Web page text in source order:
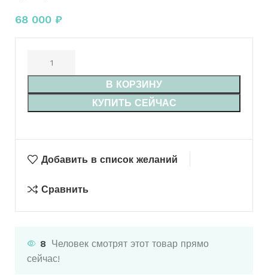
68 000 ₽
В КОРЗИНУ
КУПИТЬ СЕЙЧАС
Добавить в список желаний
Сравнить
8 Человек смотрят этот товар прямо
сейчас!